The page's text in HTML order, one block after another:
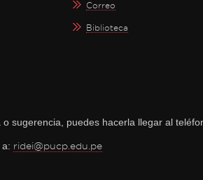
Correo
Biblioteca
o sugerencia, puedes hacerla llegar al
ridei@pucp.edu.pe